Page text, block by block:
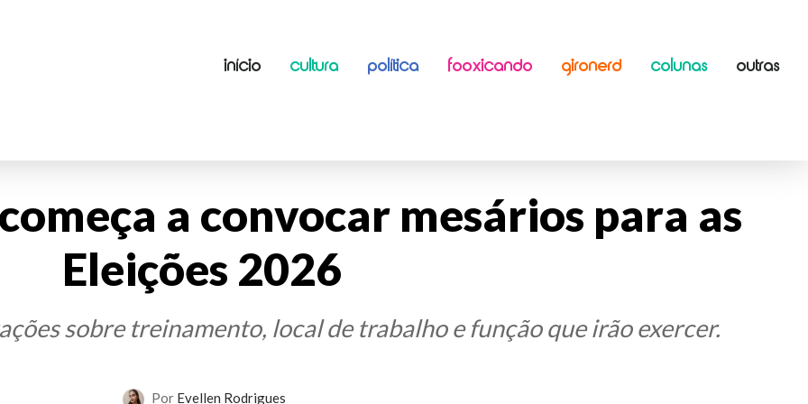
INÍCIO CULTURA POLÍTICA FOOXICANDO GIRONERD COLUNAS OUTRAS
a convocar mesários para as
Eleições 2026
sobre treinamento, local de trabalho e função que irão exercer.
Por Evellen Rodrigues